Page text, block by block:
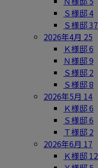
Ｓ様邸4
Ｓ様邸37
2026年4月 25
Ｋ様邸6
Ｎ様邸9
Ｓ様邸 2
Ｓ様邸8
2026年5月 14
Ｋ様邸6
Ｓ様邸6
Ｔ様邸 2
2026年6月 17
Ｋ様邸 12